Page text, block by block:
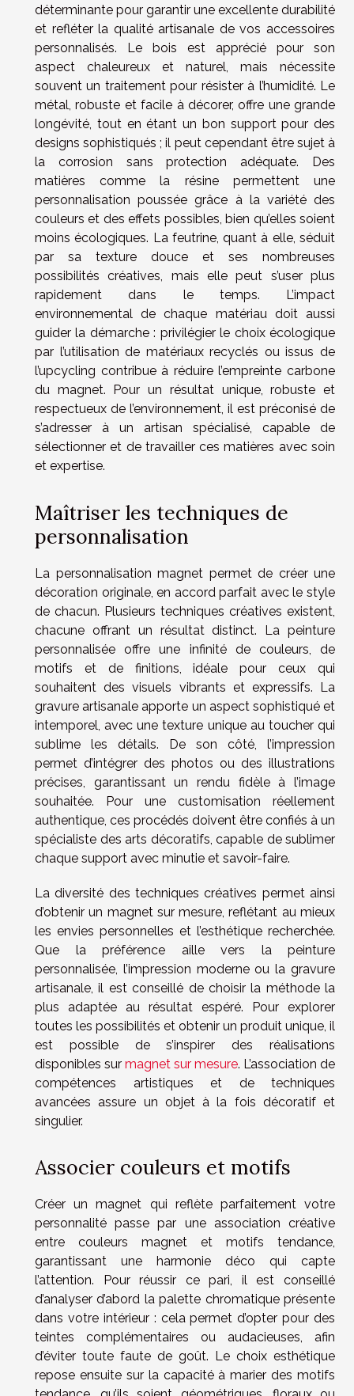
déterminante pour garantir une excellente durabilité
et refléter la qualité artisanale de vos accessoires
personnalisés. Le bois est apprécié pour son
aspect chaleureux et naturel, mais nécessite
souvent un traitement pour résister à l’humidité. Le
métal, robuste et facile à décorer, offre une grande
longévité, tout en étant un bon support pour des
designs sophistiqués ; il peut cependant être sujet à
la corrosion sans protection adéquate. Des
matières comme la résine permettent une
personnalisation poussée grâce à la variété des
couleurs et des effets possibles, bien qu’elles soient
moins écologiques. La feutrine, quant à elle, séduit
par sa texture douce et ses nombreuses
possibilités créatives, mais elle peut s’user plus
rapidement dans le temps. L’impact
environnemental de chaque matériau doit aussi
guider la démarche : privilégier le choix écologique
par l’utilisation de matériaux recyclés ou issus de
l’upcycling contribue à réduire l’empreinte carbone
du magnet. Pour un résultat unique, robuste et
respectueux de l’environnement, il est préconisé de
s’adresser à un artisan spécialisé, capable de
sélectionner et de travailler ces matières avec soin
et expertise.
Maîtriser les techniques de
personnalisation
La personnalisation magnet permet de créer une
décoration originale, en accord parfait avec le style
de chacun. Plusieurs techniques créatives existent,
chacune offrant un résultat distinct. La peinture
personnalisée offre une infinité de couleurs, de
motifs et de finitions, idéale pour ceux qui
souhaitent des visuels vibrants et expressifs. La
gravure artisanale apporte un aspect sophistiqué et
intemporel, avec une texture unique au toucher qui
sublime les détails. De son côté, l’impression
permet d’intégrer des photos ou des illustrations
précises, garantissant un rendu fidèle à l’image
souhaitée. Pour une customisation réellement
authentique, ces procédés doivent être confiés à un
spécialiste des arts décoratifs, capable de sublimer
chaque support avec minutie et savoir-faire.
La diversité des techniques créatives permet ainsi
d’obtenir un magnet sur mesure, reflétant au mieux
les envies personnelles et l’esthétique recherchée.
Que la préférence aille vers la peinture
personnalisée, l’impression moderne ou la gravure
artisanale, il est conseillé de choisir la méthode la
plus adaptée au résultat espéré. Pour explorer
toutes les possibilités et obtenir un produit unique, il
est possible de s’inspirer des réalisations
disponibles sur magnet sur mesure. L’association de
compétences artistiques et de techniques
avancées assure un objet à la fois décoratif et
singulier.
Associer couleurs et motifs
Créer un magnet qui reflète parfaitement votre
personnalité passe par une association créative
entre couleurs magnet et motifs tendance,
garantissant une harmonie déco qui capte
l’attention. Pour réussir ce pari, il est conseillé
d’analyser d’abord la palette chromatique présente
dans votre intérieur : cela permet d’opter pour des
teintes complémentaires ou audacieuses, afin
d’éviter toute faute de goût. Le choix esthétique
repose ensuite sur la capacité à marier des motifs